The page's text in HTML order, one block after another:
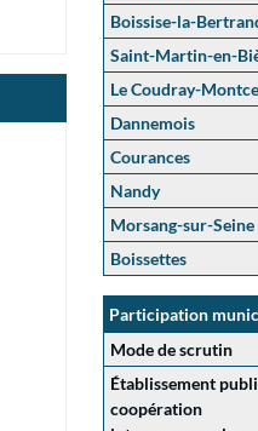
Boissise-la-
Saint-Martin-en-
Le Coudray-
Dannemois
Courances
Nandy
Morsang-sur-Seine
Boissettes
Participation
Mode de scrutin
Établissement
coopération